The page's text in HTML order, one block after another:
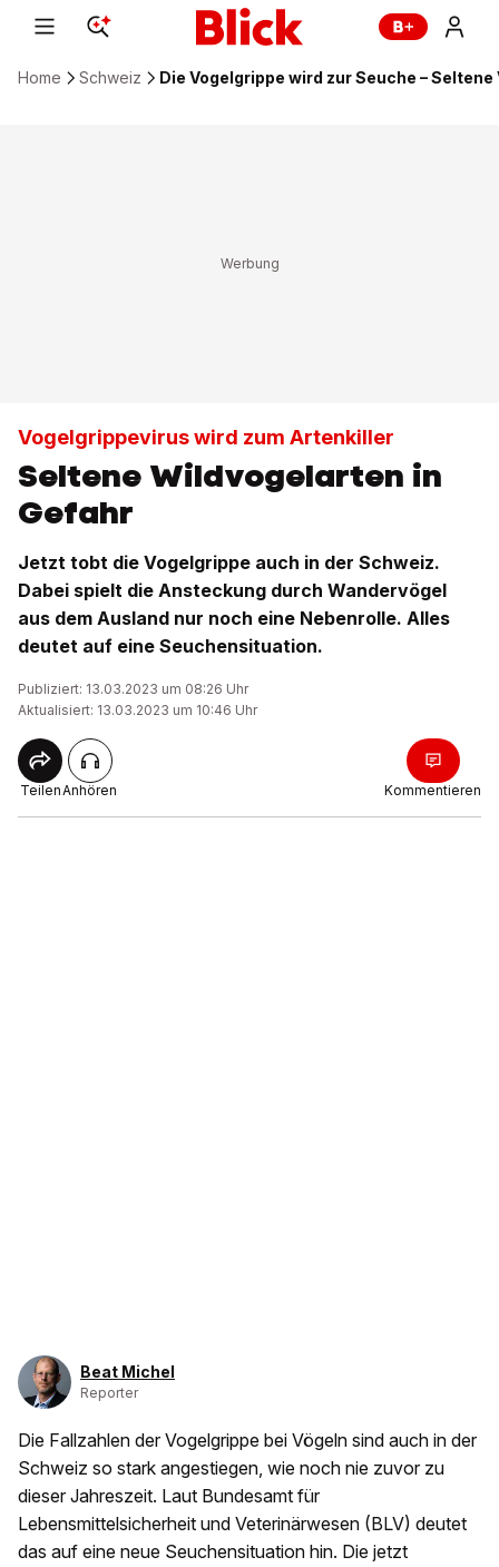
Home Schweiz Die Vogelgrippe wird zur Seuche –
Vogelgrippevirus wird zum Artenkiller
Seltene Wildvogelarten in
Gefahr
Jetzt tobt die Vogelgrippe auch in der Schweiz.
Dabei spielt die Ansteckung durch Wandervögel
aus dem Ausland nur noch eine Nebenrolle. Alles
deutet auf eine Seuchensituation.
Publiziert: 13.03.2023 um 08:26 Uhr
Aktualisiert: 13.03.2023 um 10:46 Uhr
TeilenAnhören Kommentieren
Beat Michel
Reporter
Die Fallzahlen der Vogelgrippe bei Vögeln sind auch in der
Schweiz so stark angestiegen, wie noch nie zuvor zu
dieser Jahreszeit. Laut Bundesamt für
Lebensmittelsicherheit und Veterinärwesen (BLV) deutet
das auf eine neue Seuchensituation hin. Die jetzt